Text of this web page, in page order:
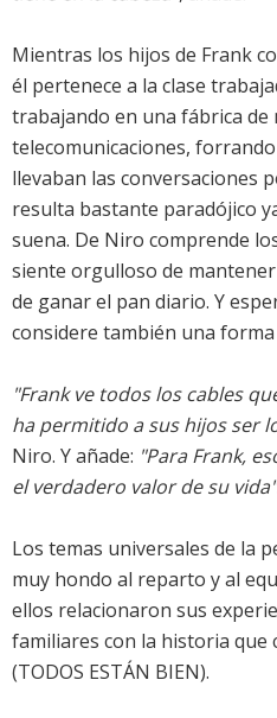
Mientras los hijos de Frank
él pertenece a la clase
trabajando en una fábrica de
telecomunicaciones,
llevaban las conversaciones
resulta bastante paradójico
suena. De Niro comprende
siente orgulloso de
de ganar el pan diario. Y
considere también una
"Frank ve todos los cables
ha permitido a sus hijos ser
Niro. Y añade: "Para Frank,
el verdadero valor de su vida"
Los temas universales de la
muy hondo al reparto y al
ellos relacionaron sus
familiares con la historia que
(TODOS ESTÁN BIEN).